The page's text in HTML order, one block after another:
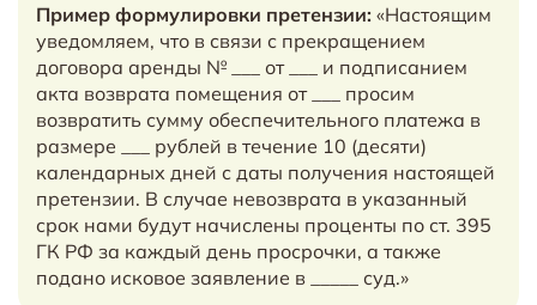
Пример формулировки претензии: «Настоящим
уведомляем, что в связи с прекращением
договора аренды № ___ от ___ и подписанием
акта возврата помещения от ___ просим
возвратить сумму обеспечительного платежа в
размере ___ рублей в течение 10 (десяти)
календарных дней с даты получения настоящей
претензии. В случае невозврата в указанный
срок нами будут начислены проценты по ст. 395
ГК РФ за каждый день просрочки, а также
подано исковое заявление в _____ суд.»